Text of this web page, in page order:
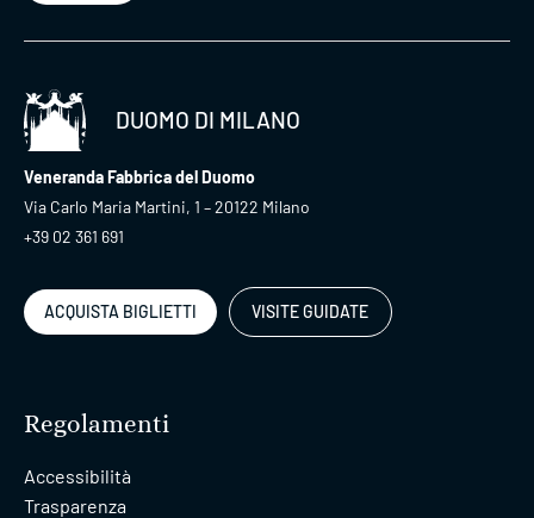
DUOMO DI MILANO
Veneranda Fabbrica del Duomo
Via Carlo Maria Martini, 1 – 20122 Milano
+39 02 361 691
ACQUISTA BIGLIETTI VISITE GUIDATE
Regolamenti
Accessibilità
Trasparenza